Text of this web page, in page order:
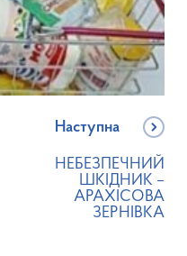
Наступна
НЕБЕЗПЕЧНИЙ
ШКІДНИК –
АРАХІСОВА
ЗЕРНІВКА